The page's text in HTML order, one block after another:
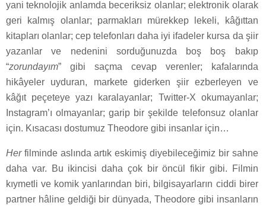
yani teknolojik anlamda beceriksiz olanlar; elektronik olarak
geri kalmış olanlar; parmakları mürekkep lekeli, kâğıttan
kitapları olanlar; cep telefonları daha iyi ifadeler kursa da şiir
yazanlar ve nedenini sorduğunuzda boş boş bakıp
“zorundayım” gibi saçma cevap verenler; kafalarında
hikâyeler uyduran, markete giderken şiir ezberleyen ve
kâğıt peçeteye yazı karalayanlar; Twitter-X okumayanlar;
Instagram’ı olmayanlar; garip bir şekilde telefonsuz olanlar
için. Kısacası dostumuz Theodore gibi insanlar için…
Herfilminde aslında artık eskimiş diyebileceğimiz bir sahne
daha var. Bu ikincisi daha çok bir öncül fikir gibi. Filmin
kıymetli ve komik yanlarından biri, bilgisayarların ciddi birer
partner hâline geldiği bir dünyada, Theodore gibi insanların